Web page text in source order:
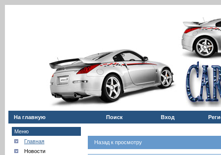
На главную Поиск Вход
Меню
Главная
Новости
Назад к просмотру